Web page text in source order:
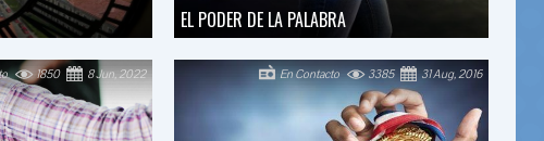
EL PODER DE LA PALABRA
8 Jun, 2022
1850 31 Aug, 2016
3385
En Contacto